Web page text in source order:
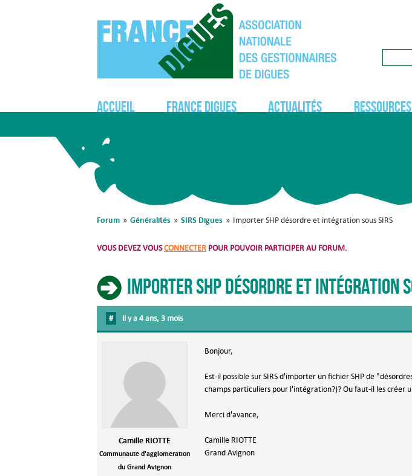
Accueil France Digues Actualités Ressources
Forum » Généralités » SIRS Digues » Importer SHP désordre et intégration sous SIRS
VOUS DEVEZ VOUSCONNECTER POUR POUVOIR PARTICIPER AU FORUM.
Importer SHP désordre et intégration
# il y a 4 ans, 3 mois
Camille RIOTTE
Communauté d'agglomération
du Grand Avignon
Bonjour,
Est-il possible sur SIRS d'importer un fichier SHP de
champs particuliers pour l'intégration?)? Ou faut-il les créer
Merci d'avance,
Camille RIOTTE
Grand Avignon